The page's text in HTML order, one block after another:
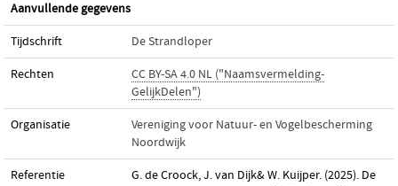
Aanvullende gegevens
Tijdschrift De Strandloper
Rechten
CC BY-SA 4.0 NL ("Naamsvermelding-
GelijkDelen")
Organisatie
Vereniging voor Natuur- en Vogelbescherming
Noordwijk
Referentie
G. de Croock, J. van Dijk& W. Kuijper. (2025). De